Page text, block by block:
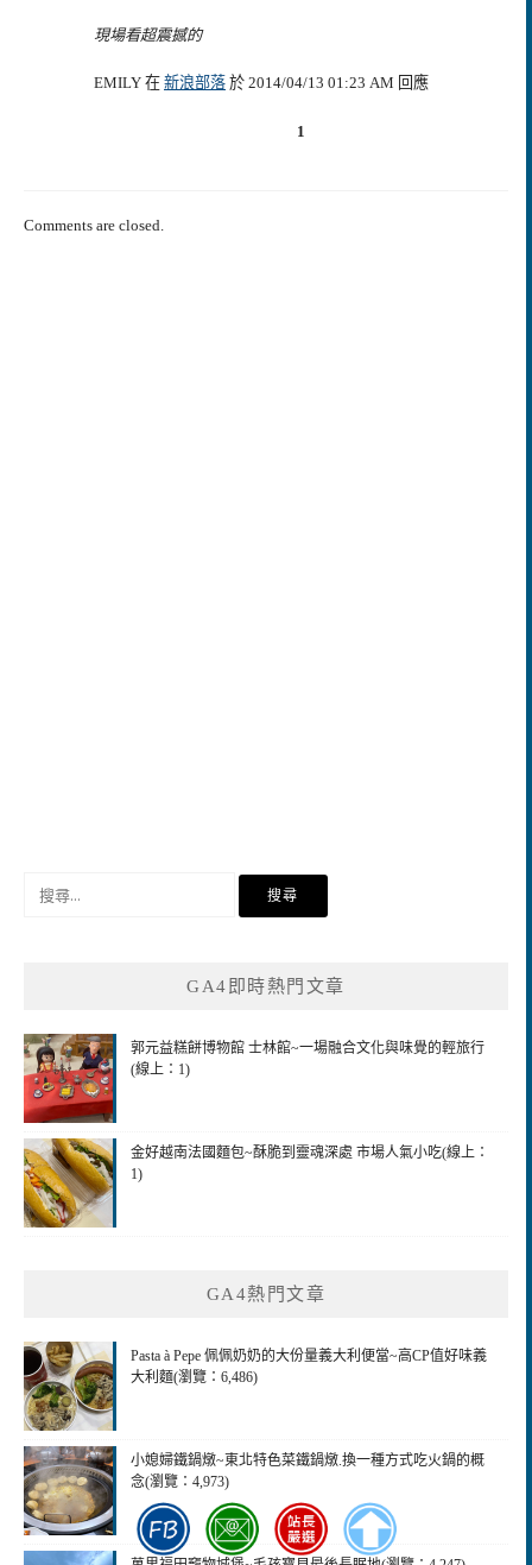
現場看超震撼的
EMILY 在 新浪部落 於 2014/04/13 01:23 AM 回應
1
Comments are closed.
GA4即時熱門文章
郭元益糕餅博物館 士林館~一場融合文化與味覺的輕旅行
(線上：1)
金好越南法國麵包~酥脆到靈魂深處 市場人氣小吃(線上：
1)
GA4熱門文章
Pasta à Pepe 佩佩奶奶的大份量義大利便當~高CP值好味義
大利麵(瀏覽：6,486)
小媳婦鐵鍋燉~東北特色菜鐵鍋燉.換一種方式吃火鍋的概
念(瀏覽：4,973)